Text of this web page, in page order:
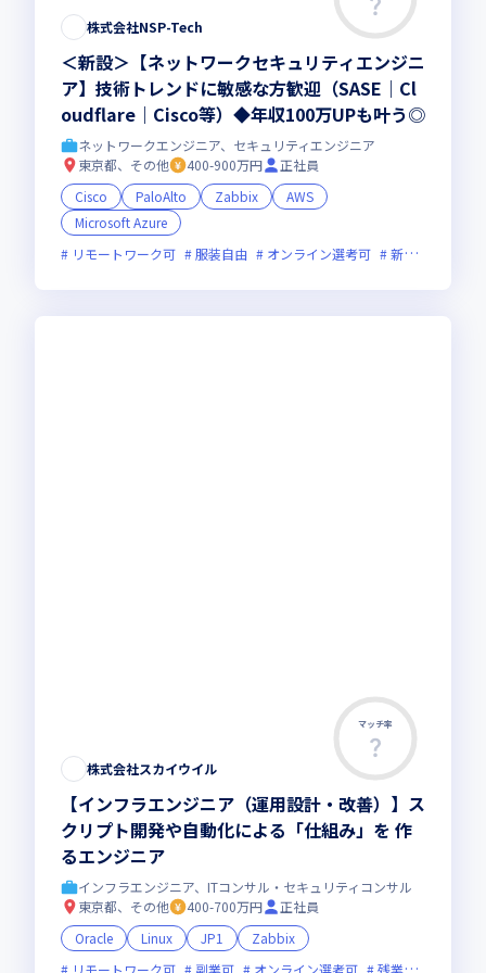
株式会社NSP-Tech
＜新設＞【ネットワークセキュリティエンジニ
ア】技術トレンドに敏感な方歓迎（SASE｜Cl
oudflare｜Cisco等）◆年収100万UPも叶う◎
ネットワークエンジニア、セキュリティエンジニア
東京都、その他
400-900万円
正社員
Cisco
PaloAlto Zabbix
AWS
Microsoft Azure
リモートワーク可
服装自由 オンライン選考可 新規立ち上げ
マッチ率
株式会社スカイウイル
【インフラエンジニア（運用設計・改善）】ス
クリプト開発や自動化による「仕組み」を 作
るエンジニア
インフラエンジニア、ITコンサル・セキュリティコンサル
東京都、その他
400-700万円
正社員
Oracle
Linux JP1
Zabbix
リモートワーク可
副業可 オンライン選考可 残業月20時間未満